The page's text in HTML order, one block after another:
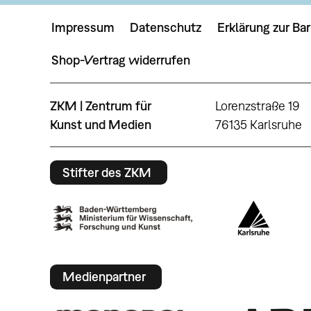
Impressum Datenschutz Erklärung zur
Shop-Vertrag widerrufen
ZKM | Zentrum für
Kunst und Medien
Lorenzstraße 19
76135 Karlsruhe
Stifter des ZKM
Medienpartner